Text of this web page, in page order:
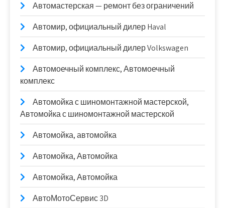
Автомастерская — ремонт без ограничений
Автомир, официальный дилер Haval
Автомир, официальный дилер Volkswagen
Автомоечный комплекс, Автомоечный
комплекс
Автомойка с шиномонтажной мастерской,
Автомойка с шиномонтажной мастерской
Автомойка, автомойка
Автомойка, Автомойка
Автомойка, Автомойка
АвтоМотоСервис 3D